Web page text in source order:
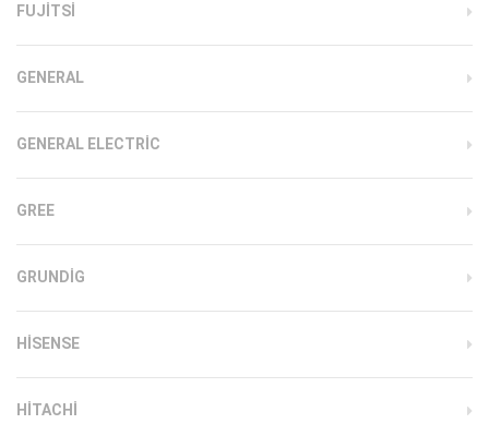
FUJITSI
GENERAL
GENERAL ELECTRIC
GREE
GRUNDIG
HISENSE
HITACHI